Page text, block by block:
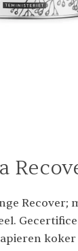
Recover;
koker